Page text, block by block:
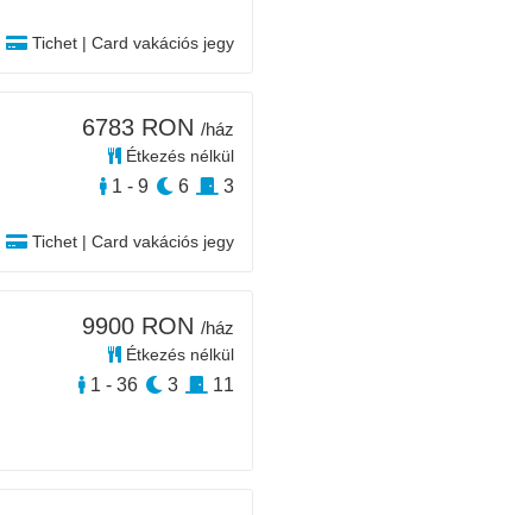
Tichet | Card vakációs jegy
Tichet | Card vakációs jegy
6783 RON /ház
Étkezés nélkül
1 - 9 6 3
9900 RON /ház
Étkezés nélkül
1 - 36 3 11